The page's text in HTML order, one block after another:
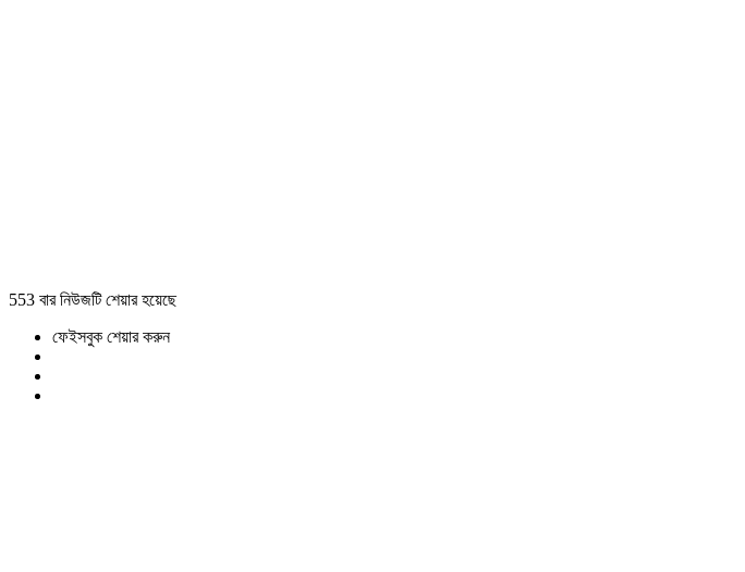
553 বার নিউজটি শেয়ার হয়েছে
ফেইসবুক শেয়ার করুন